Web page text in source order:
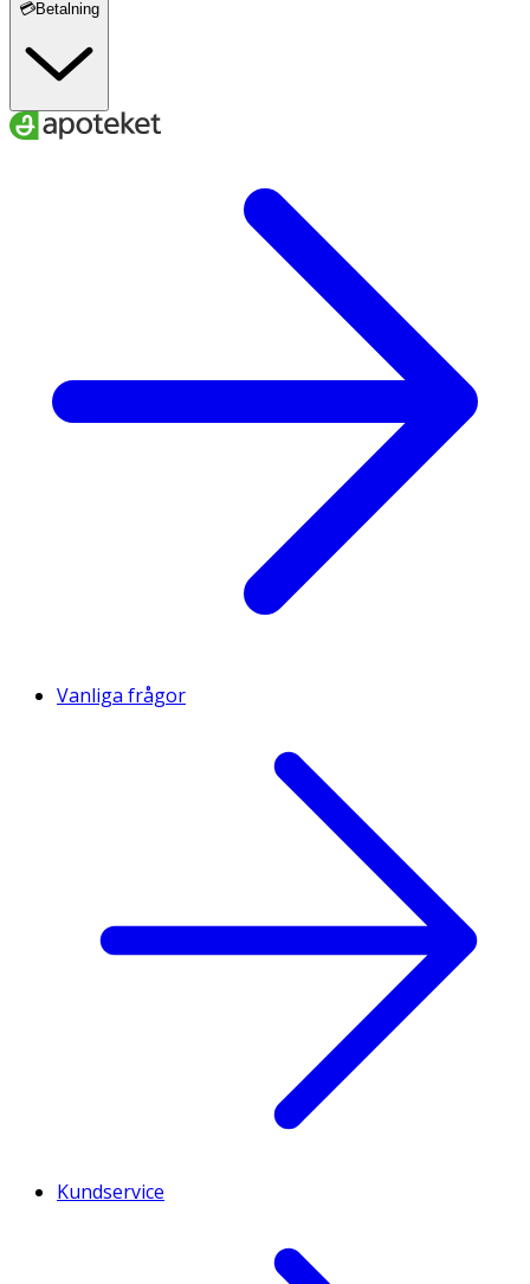
💳Betalning
Vanliga frågor
Kundservice